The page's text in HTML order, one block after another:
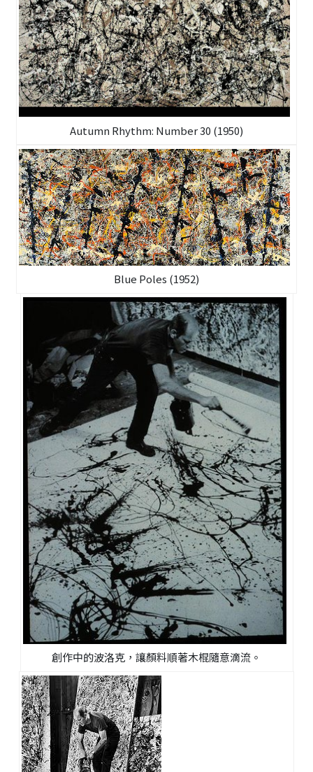
Autumn Rhythm: Number 30 (1950)
Blue Poles (1952)
創作中的波洛克，讓顏料順著木棍隨意滴流。